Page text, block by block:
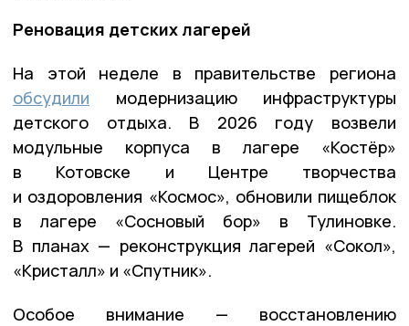
Реновация детских лагерей
На этой неделе в правительстве региона
обсудили модернизацию инфраструктуры
детского отдыха. В 2026 году возвели
модульные корпуса в лагере «Костёр»
в Котовске и Центре творчества
и оздоровления «Космос», обновили пищеблок
в лагере «Сосновый бор» в Тулиновке.
В планах — реконструкция лагерей «Сокол»,
«Кристалл» и «Спутник».
Особое внимание — восстановлению